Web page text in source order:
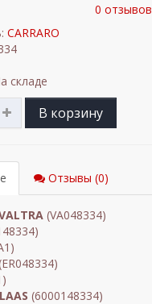
0 отзывов
CARRARO
складе
В корзину
Отзывы (0)
(VA048334)
(6000148334)